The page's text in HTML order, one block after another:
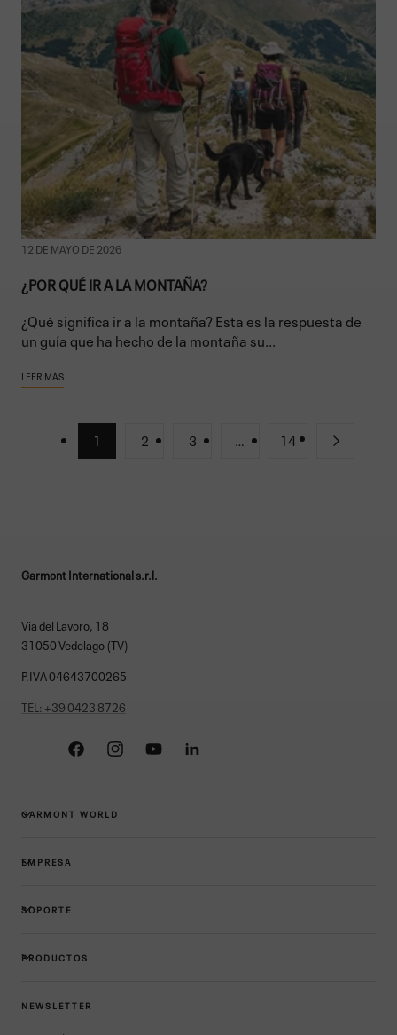
12 DE MAYO DE 2026
¿POR QUÉ IR A LA MONTAÑA?
¿Qué significa ir a la montaña? Esta es la respuesta de
un guía que ha hecho de la montaña su...
LEER MÁS
1 2 3 … 14
Garmont International s.r.l.
Via del Lavoro, 18
31050 Vedelago (TV)
P.IVA 04643700265
TEL: +39 0423 8726
FacebookInstagramYouTubeLinkedin
GARMONT WORLD
EMPRESA
SOPORTE
PRODUCTOS
NEWSLETTER